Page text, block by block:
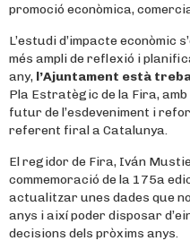
promoció econòmica,
L’estudi d’impacte econòmic
més ampli de reflexió i
any, l’Ajuntament està
Pla Estratègic de la Fira,
futur de l’esdeveniment i
referent firal a Catalunya.
El regidor de Fira, Iván
commemoració de la 175a
actualitzar unes dades que
anys i així poder disposar
decisions dels pròxims anys.